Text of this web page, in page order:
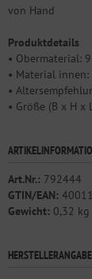
von Hand
Produktdetails
• Obermaterial:
• Material
•
• Größe (B x H x
Art.Nr.: 792444
GTIN/EAN:
Gewicht: 0,32 kg